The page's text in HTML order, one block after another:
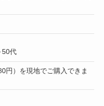
代
円）を現地でご購入できま